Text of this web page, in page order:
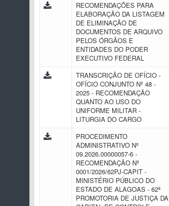
RECOMENDAÇÕES PARA
ELABORAÇÃO DA LISTAGEM
DE ELIMINAÇÃO DE
DOCUMENTOS DE ARQUIVO
PELOS ÓRGÃOS E
ENTIDADES DO PODER
EXECUTIVO FEDERAL
TRANSCRIÇÃO DE OFÍCIO -
OFÍCIO CONJUNTO Nº 48 -
2025 - RECOMENDAÇÃO
QUANTO AO USO DO
UNIFORME MILITAR -
LITURGIA DO CARGO
PROCEDIMENTO
ADMINISTRATIVO Nº
09.2026.00000057-6 -
RECOMENDAÇÃO Nº
0001/2026/62PJ-CAPIT -
MINISTÉRIO PÚBLICO DO
ESTADO DE ALAGOAS - 62ª
PROMOTORIA DE JUSTIÇA DA